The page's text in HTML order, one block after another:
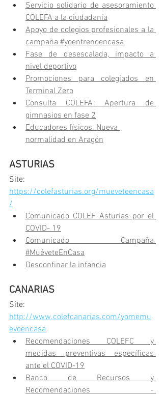
Servicio solidario de asesoramiento
COLEFA a la ciudadanía
Apoyo de colegios profesionales a la
campaña #yoentrenoencasa
Fase de desescalada, impacto a
nivel deportivo
Promociones para colegiados en
Terminal Zero
Consulta COLEFA: Apertura de
gimnasios en fase 2
Educadores físicos. Nueva
normalidad en Aragón
ASTURIAS
https://colefasturias.org/mueveteencasa
/
Comunicado COLEF Asturias por el
COVID- 19
Comunicado Campaña
#MuéveteEnCasa
Desconfinar la infancia
CANARIAS
http://www.colefcanarias.com/yomemu
evoencasa
Recomendaciones COLEFC y
medidas preventivas específicas
ante el COVID-19
Banco de Recursos y
Recomendaciones -